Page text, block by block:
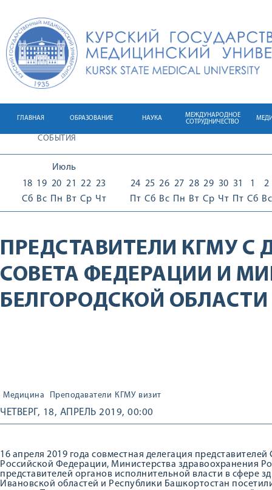
ГЛАВНАЯ ОБРАЗОВАНИЕ НАУКА
МЕЖДУНАРОДНОЕ
СОТРУДНИЧЕСТВО
СОБЫТИЯ
Июль
18
Сб
19
Вс
20
Пн
21
Вт
22
Ср
23
Чт
24
Пт
25
Сб
26
Вс
27
Пн
28
Вт
29
Ср
30
Чт
31
Пт
1
Сб
2
Вс
ПРЕДСТАВИТЕЛИ КГМУ С
СОВЕТА ФЕДЕРАЦИИ И
БЕЛГОРОДСКОЙ ОБЛАСТИ
Медицина Преподаватели КГМУ визит
ЧЕТВЕРГ, 18, АПРЕЛЬ 2019, 00:00
16 апреля 2019 года совместная делегация
Российской Федерации, Министерства здравоохранения
представителей органов исполнительной власти в сфере
Ивановской областей и Республики Башкортостан